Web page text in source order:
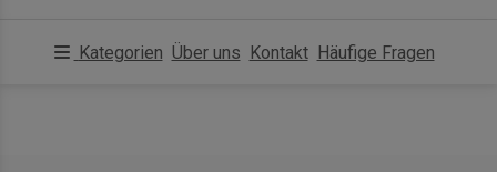
Kategorien Über uns Kontakt Häufige Fragen